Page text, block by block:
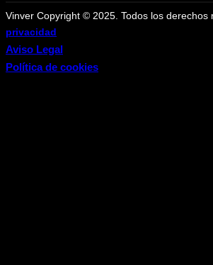
Vinver Copyright © 2025. Todos los derechos
privacidad
Aviso Legal
Política de cookies